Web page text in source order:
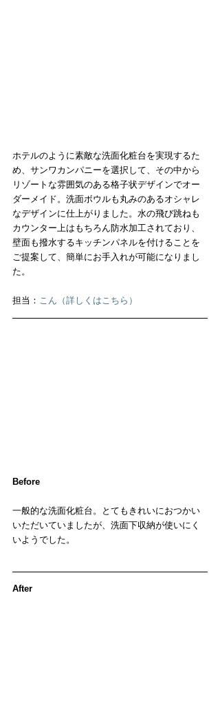
ホテルのように素敵な洗面化粧台を実現するた
め、サンワカンパニーを選択して、その中から
リゾートな雰囲気のある格子状デザインでオー
ダーメイド。洗面ボウルも丸みのあるオシャレ
なデザインに仕上がりました。水の飛び跳ねも
カウンター上はもちろん防水加工されており、
壁面も撥水するキッチンパネルを付けることを
ご提案して、簡単にお手入れが可能になりまし
た。
担当： こん（詳しくはこちら）
Before
一般的な洗面化粧台。とてもきれいにおつかい
いただいていましたが、洗面下収納が使いにく
いようでした。
After